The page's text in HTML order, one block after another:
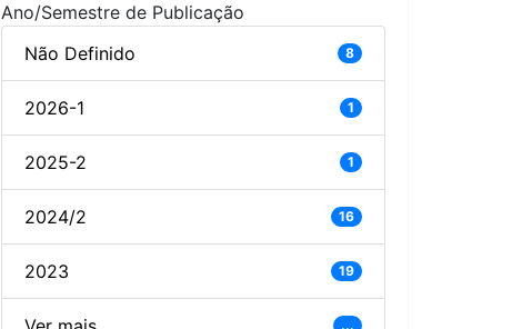
Ano/Semestre de Publicação
Não Definido
8
2026-1 1
2025-2 1
2024/2 16
2023 19
...